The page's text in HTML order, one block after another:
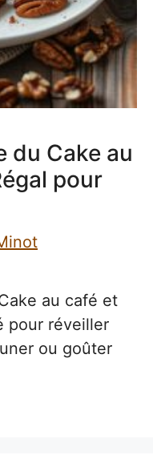
du Cake au
pour
au café et
pour réveiller
ou goûter